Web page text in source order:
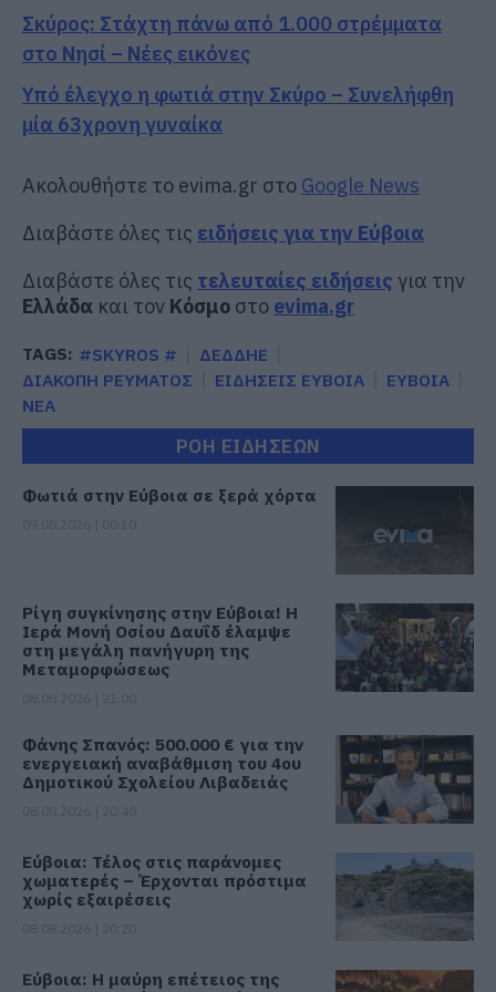
Σκύρος: Στάχτη πάνω από 1.000 στρέμματα
στο Νησί – Νέες εικόνες
Υπό έλεγχο η φωτιά στην Σκύρο – Συνελήφθη
μία 63χρονη γυναίκα
Ακολουθήστε το evima.gr στο Google News
Διαβάστε όλες τις ειδήσεις για την Εύβοια
Διαβάστε όλες τις τελευταίες ειδήσεις για την
Ελλάδα και τον Κόσμο στο evima.gr
TAGS: #SKYROS #
ΔΕΔΔΗΕ
ΔΙΑΚΟΠΗ ΡΕΥΜΑΤΟΣ
ΕΙΔΗΣΕΙΣ ΕΥΒΟΙΑ
ΕΥΒΟΙΑ
ΝΕΑ
ΡΟΗ ΕΙΔΗΣΕΩΝ
Φωτιά στην Εύβοια σε ξερά χόρτα
Ρίγη συγκίνησης στην Εύβοια! Η
Ιερά Μονή Οσίου Δαυΐδ έλαμψε
στη μεγάλη πανήγυρη της
Μεταμορφώσεως
Φάνης Σπανός: 500.000 € για την
ενεργειακή αναβάθμιση του 4ου
Δημοτικού Σχολείου Λιβαδειάς
Εύβοια: Τέλος στις παράνομες
χωματερές – Έρχονται πρόστιμα
χωρίς εξαιρέσεις
Εύβοια: Η μαύρη επέτειος της